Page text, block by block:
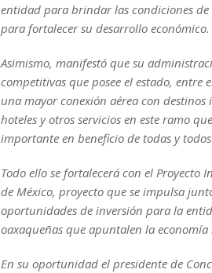
entidad para brindar las condiciones
para fortalecer su desarrollo económico.
Asimismo, manifestó que su
competitivas que posee el estado, entre
una mayor conexión aérea con
hoteles y otros servicios en este ramo
importante en beneficio de todas y
Todo ello se fortalecerá con el Proyecto
de México, proyecto que se impulsa
oportunidades de inversión para la
oaxaqueñas que apuntalen la economía
En su oportunidad el presidente de